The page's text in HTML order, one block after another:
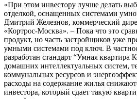
«При этом инвестору лучше делать
отделкой, оснащенных системами
Дмитрий Железнов, коммерческий
«Кортрос-Москва». – Пока что это
продукт, но часть застройщиков уже
умными системами под ключ. В
разработан стандарт “Умная
домашних интеллектуальных систем,
коммунальных ресурсов и
расходы на содержание жилья
инвестора, который сдает такую